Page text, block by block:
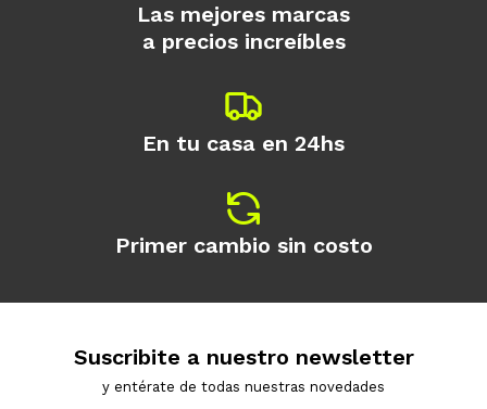
Las mejores marcas
a precios increíbles
En tu casa en 24hs
Primer cambio sin costo
Suscribite a nuestro newsletter
y entérate de todas nuestras novedades